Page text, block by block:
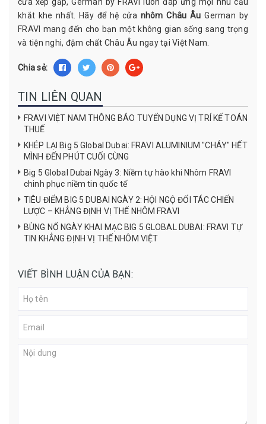
cửa xếp gấp, German by FRAVI luôn đáp ứng mọi nhu cầu
khắt khe nhất. Hãy để hệ cửa nhôm Châu Âu German by
FRAVI mang đến cho bạn một không gian sống sang trọng
và tiện nghi, đậm chất Châu Âu ngay tại Việt Nam.
Chia sẻ:
TIN LIÊN QUAN
FRAVI VIỆT NAM THÔNG BÁO TUYỂN DỤNG VỊ TRÍ KẾ TOÁN
THUẾ
KHÉP LẠI Big 5 Global Dubai: FRAVI ALUMINIUM "CHÁY" HẾT
MÌNH ĐẾN PHÚT CUỐI CÙNG
Big 5 Global Dubai Ngày 3: Niềm tự hào khi Nhôm FRAVI
chinh phục niềm tin quốc tế
TIÊU ĐIỂM BIG 5 DUBAI NGÀY 2: HỘI NGỘ ĐỐI TÁC CHIẾN
LƯỢC – KHẲNG ĐỊNH VỊ THẾ NHÔM FRAVI
BÙNG NỔ NGÀY KHAI MẠC BIG 5 GLOBAL DUBAI: FRAVI TỰ
TIN KHẲNG ĐỊNH VỊ THẾ NHÔM VIỆT
VIẾT BÌNH LUẬN CỦA BẠN: